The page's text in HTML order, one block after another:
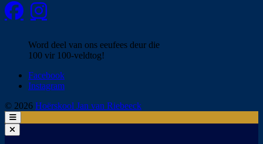
Word deel van ons eeufees deur die
100 vir 100-veldtog!
Facebook
Instagram
© 2026 Hoërskool Jan van Riebeeck